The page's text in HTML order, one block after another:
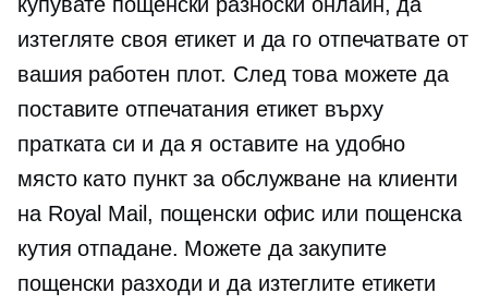
изтегляте своя етикет и да го отпечатвате от
вашия работен плот. След това можете да
поставите отпечатания етикет върху
пратката си и да я оставите на удобно
място като пункт за обслужване на клиенти
на Royal Mail, пощенски офис или пощенска
кутияотпадане. Можете да закупите
пощенски разходи и да изтеглите етикети